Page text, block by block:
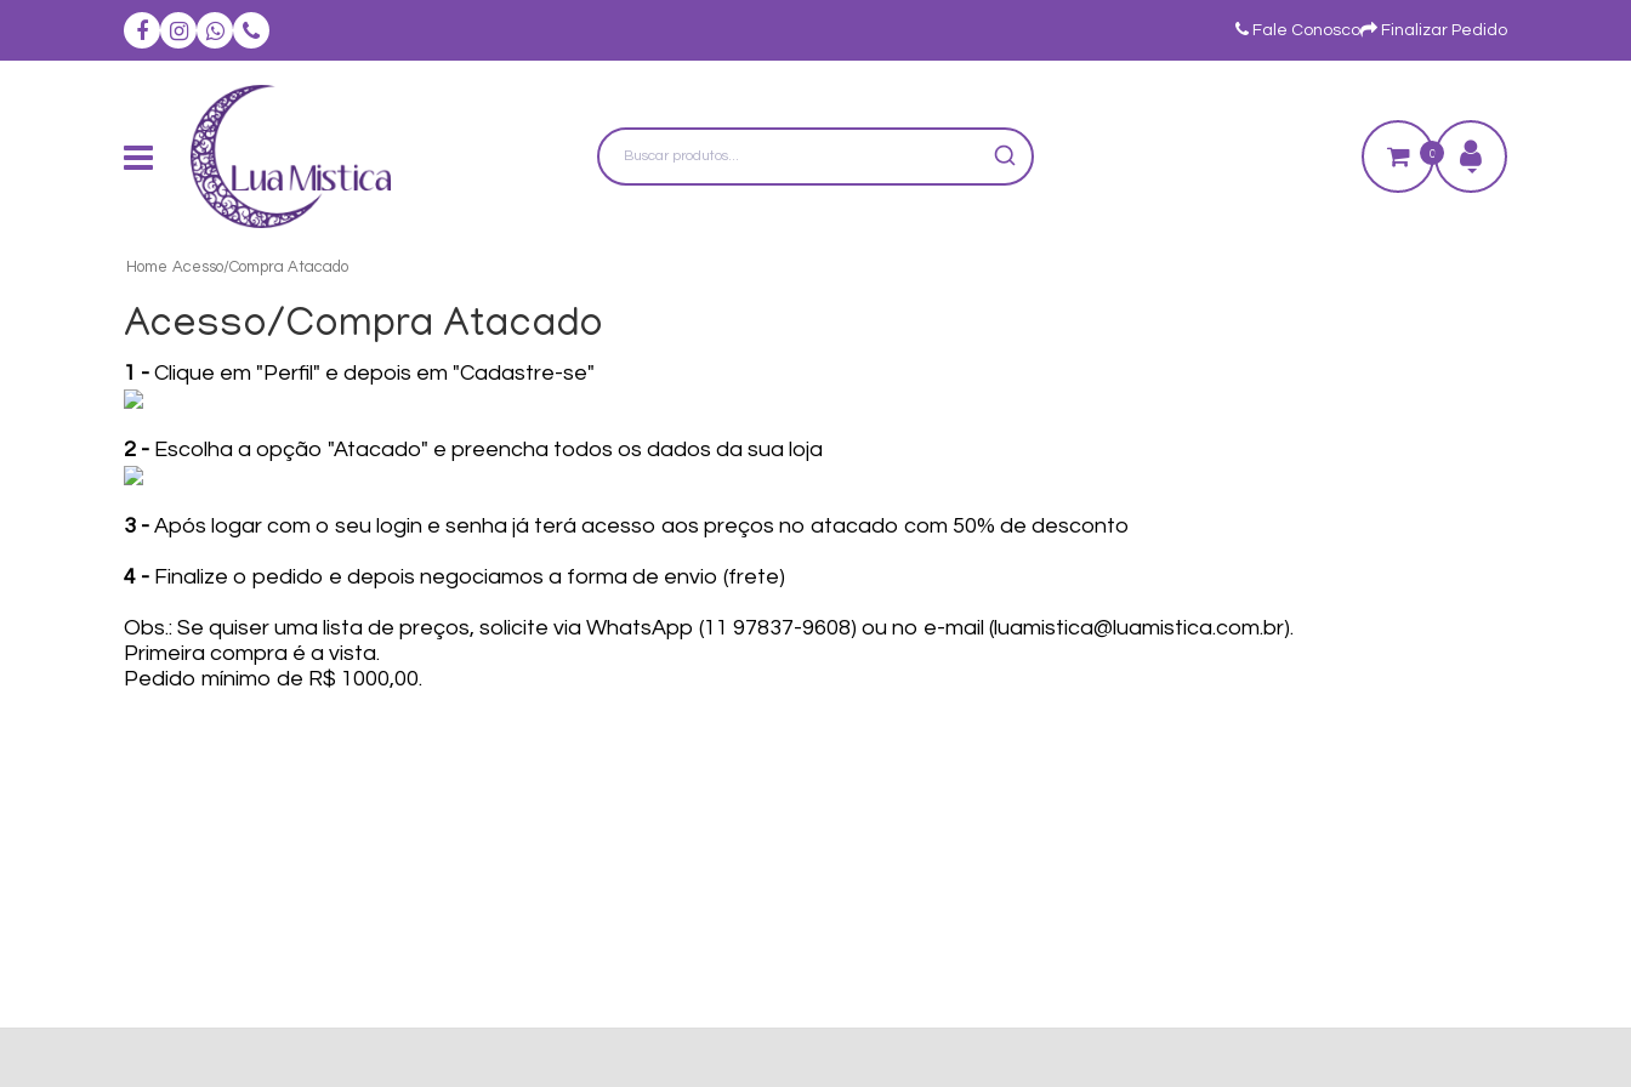
Fale Conosco Finalizar Pedido
0
Home Acesso/Compra Atacado
Acesso/Compra Atacado
1 - Clique em "Perfil" e depois em "Cadastre-se"
2 - Escolha a opção "Atacado" e preencha todos os dados da sua loja
3 - Após logar com o seu login e senha já terá acesso aos preços no atacado com 50% de desconto
4 - Finalize o pedido e depois negociamos a forma de envio (frete)
Obs.: Se quiser uma lista de preços, solicite via WhatsApp (11 97837-9608) ou no e-mail (luamistica@luamistica.com.br).
Primeira compra é a vista.
Pedido mínimo de R$ 1000,00.